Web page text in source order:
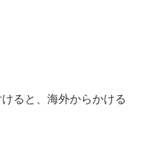
ると、海外からかける